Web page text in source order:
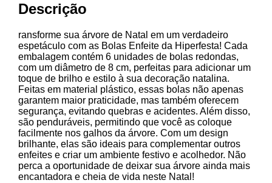
Descrição
ransforme sua árvore de Natal em um verdadeiro
espetáculo com as Bolas Enfeite da Hiperfesta! Cada
embalagem contém 6 unidades de bolas redondas,
com um diâmetro de 8 cm, perfeitas para adicionar um
toque de brilho e estilo à sua decoração natalina.
Feitas em material plástico, essas bolas não apenas
garantem maior praticidade, mas também oferecem
segurança, evitando quebras e acidentes. Além disso,
são penduráveis, permitindo que você as coloque
facilmente nos galhos da árvore. Com um design
brilhante, elas são ideais para complementar outros
enfeites e criar um ambiente festivo e acolhedor. Não
perca a oportunidade de deixar sua árvore ainda mais
encantadora e cheia de vida neste Natal!